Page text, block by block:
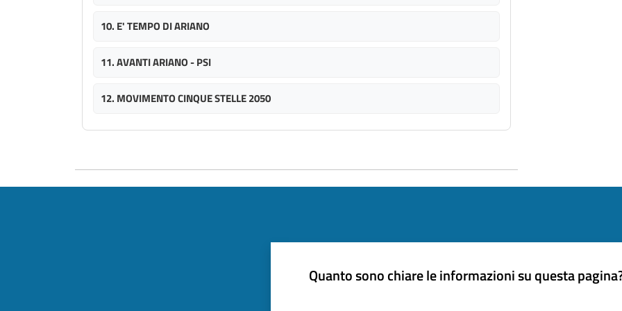
10. E' TEMPO DI ARIANO
11. AVANTI ARIANO - PSI
12. MOVIMENTO CINQUE STELLE 2050
Quanto sono chiare le informazioni su questa